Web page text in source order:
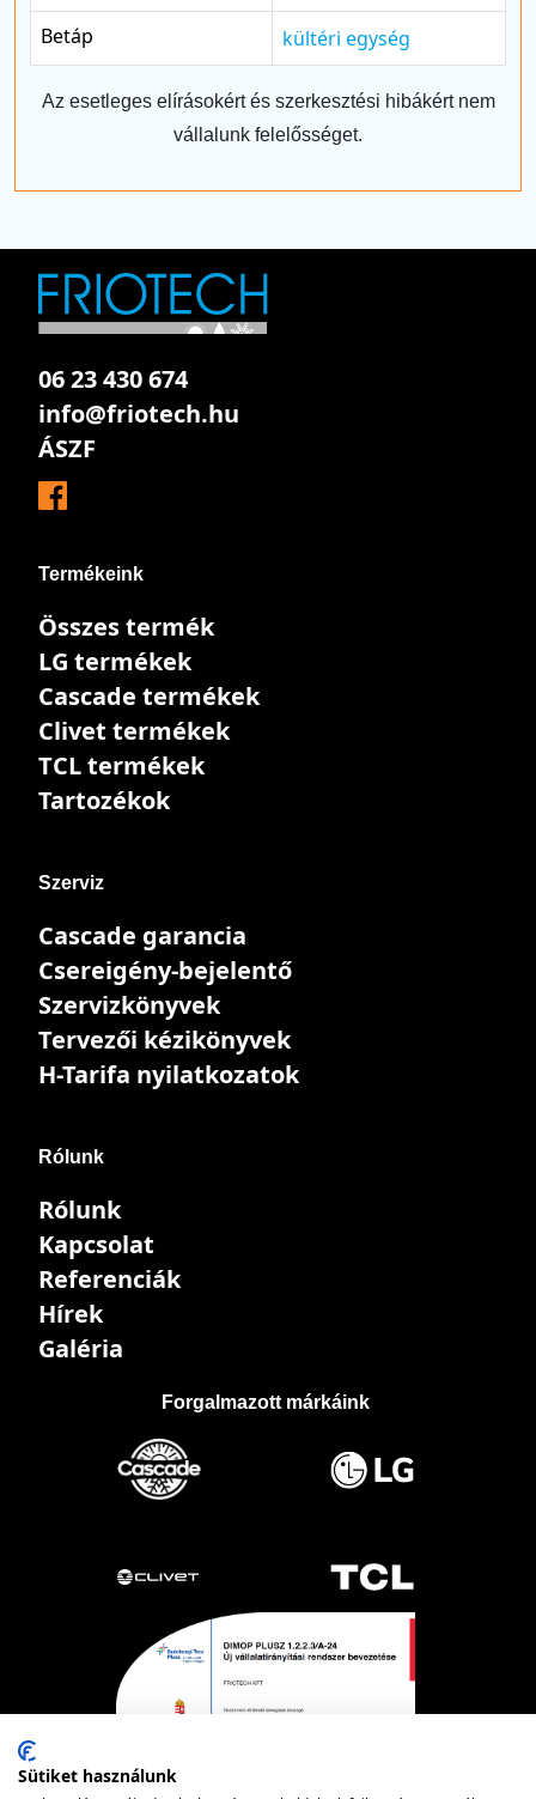
Betáp
kültéri egység
Az esetleges elírásokért és szerkesztési hibákért nem
vállalunk felelősséget.
06 23 430 674
info@friotech.hu
ÁSZF
Termékeink
Összes termék
LG termékek
Cascade termékek
Clivet termékek
TCL termékek
Tartozékok
Szerviz
Cascade garancia
Csereigény-bejelentő
Szervizkönyvek
Tervezői kézikönyvek
H-Tarifa nyilatkozatok
Rólunk
Rólunk
Kapcsolat
Referenciák
Hírek
Galéria
Forgalmazott márkáink
Sütiket használunk